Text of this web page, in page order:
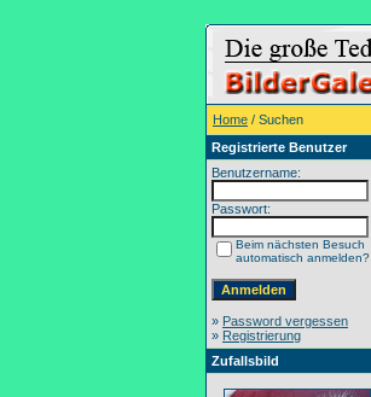
Home / Suchen
Registrierte Benutzer
Benutzername:
Passwort:
Beim nächsten Besuch
automatisch anmelden?
» Password vergessen
» Registrierung
Zufallsbild